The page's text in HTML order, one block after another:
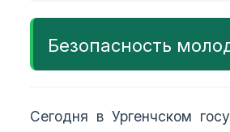
Безопасность
Сегодня в Ургенчском